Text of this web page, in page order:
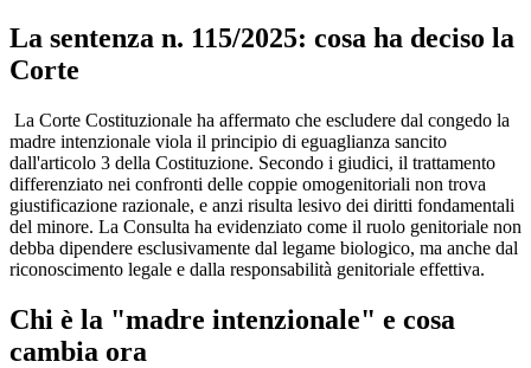
La sentenza n. 115/2025: cosa ha deciso la
Corte
La Corte Costituzionale ha affermato che escludere dal congedo la
madre intenzionale viola il principio di eguaglianza sancito
dall'articolo 3 della Costituzione. Secondo i giudici, il trattamento
differenziato nei confronti delle coppie omogenitoriali non trova
giustificazione razionale, e anzi risulta lesivo dei diritti fondamentali
del minore. La Consulta ha evidenziato come il ruolo genitoriale non
debba dipendere esclusivamente dal legame biologico, ma anche dal
riconoscimento legale e dalla responsabilità genitoriale effettiva.
Chi è la "madre intenzionale" e cosa
cambia ora